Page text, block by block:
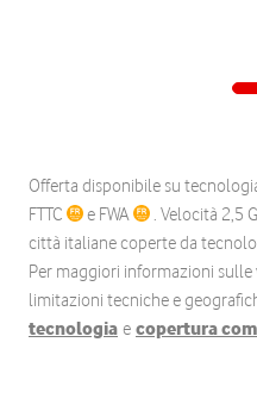
Offerta disponibile su
FTTC
e FWA
. Velocità 2,5
città italiane coperte da
Per maggiori informazioni
limitazioni tecniche e
tecnologia e copertura